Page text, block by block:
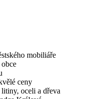
mobiliáře
ceny
oceli a dřeva